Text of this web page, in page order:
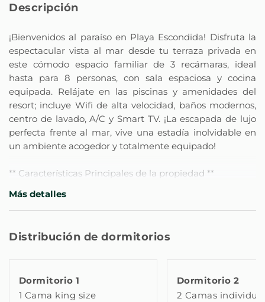
Descripción
¡Bienvenidos al paraíso en Playa Escondida! Disfruta la
espectacular vista al mar desde tu terraza privada en
este cómodo espacio familiar de 3 recámaras, ideal
hasta para 8 personas, con sala espaciosa y cocina
equipada. Relájate en las piscinas y amenidades del
resort; incluye Wifi de alta velocidad, baños modernos,
centro de lavado, A/C y Smart TV. ¡La escapada de lujo
perfecta frente al mar, vive una estadía inolvidable en
un ambiente acogedor y totalmente equipado!
** Características Principales de la propiedad **
- Dormitorio 2: 2 Camas Individuales (Twin)
- Dormitorio 3 (Familiar):1 Litera (Cama matrimonial
extra (debajo de la litera, con espacio para 1 persona
Las 3 recámaras están totalmente climatizadas con A/C
y calefacción, ofreciendo máxima seguridad y confort
Más detalles
Distribución de dormitorios
Dormitorio 1
1 Cama king size
Dormitorio 2
2 Camas